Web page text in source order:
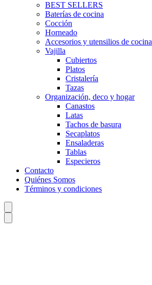
BEST SELLERS
Baterías de cocina
Cocción
Horneado
Accesorios y utensilios de cocina
Vajilla
Cubiertos
Platos
Cristalería
Tazas
Organización, deco y hogar
Canastos
Latas
Tachos de basura
Secaplatos
Ensaladeras
Tablas
Especieros
Contacto
Quiénes Somos
Términos y condiciones